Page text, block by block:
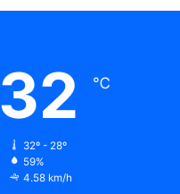
32 ℃
32º - 28º
59%
4.58 km/h